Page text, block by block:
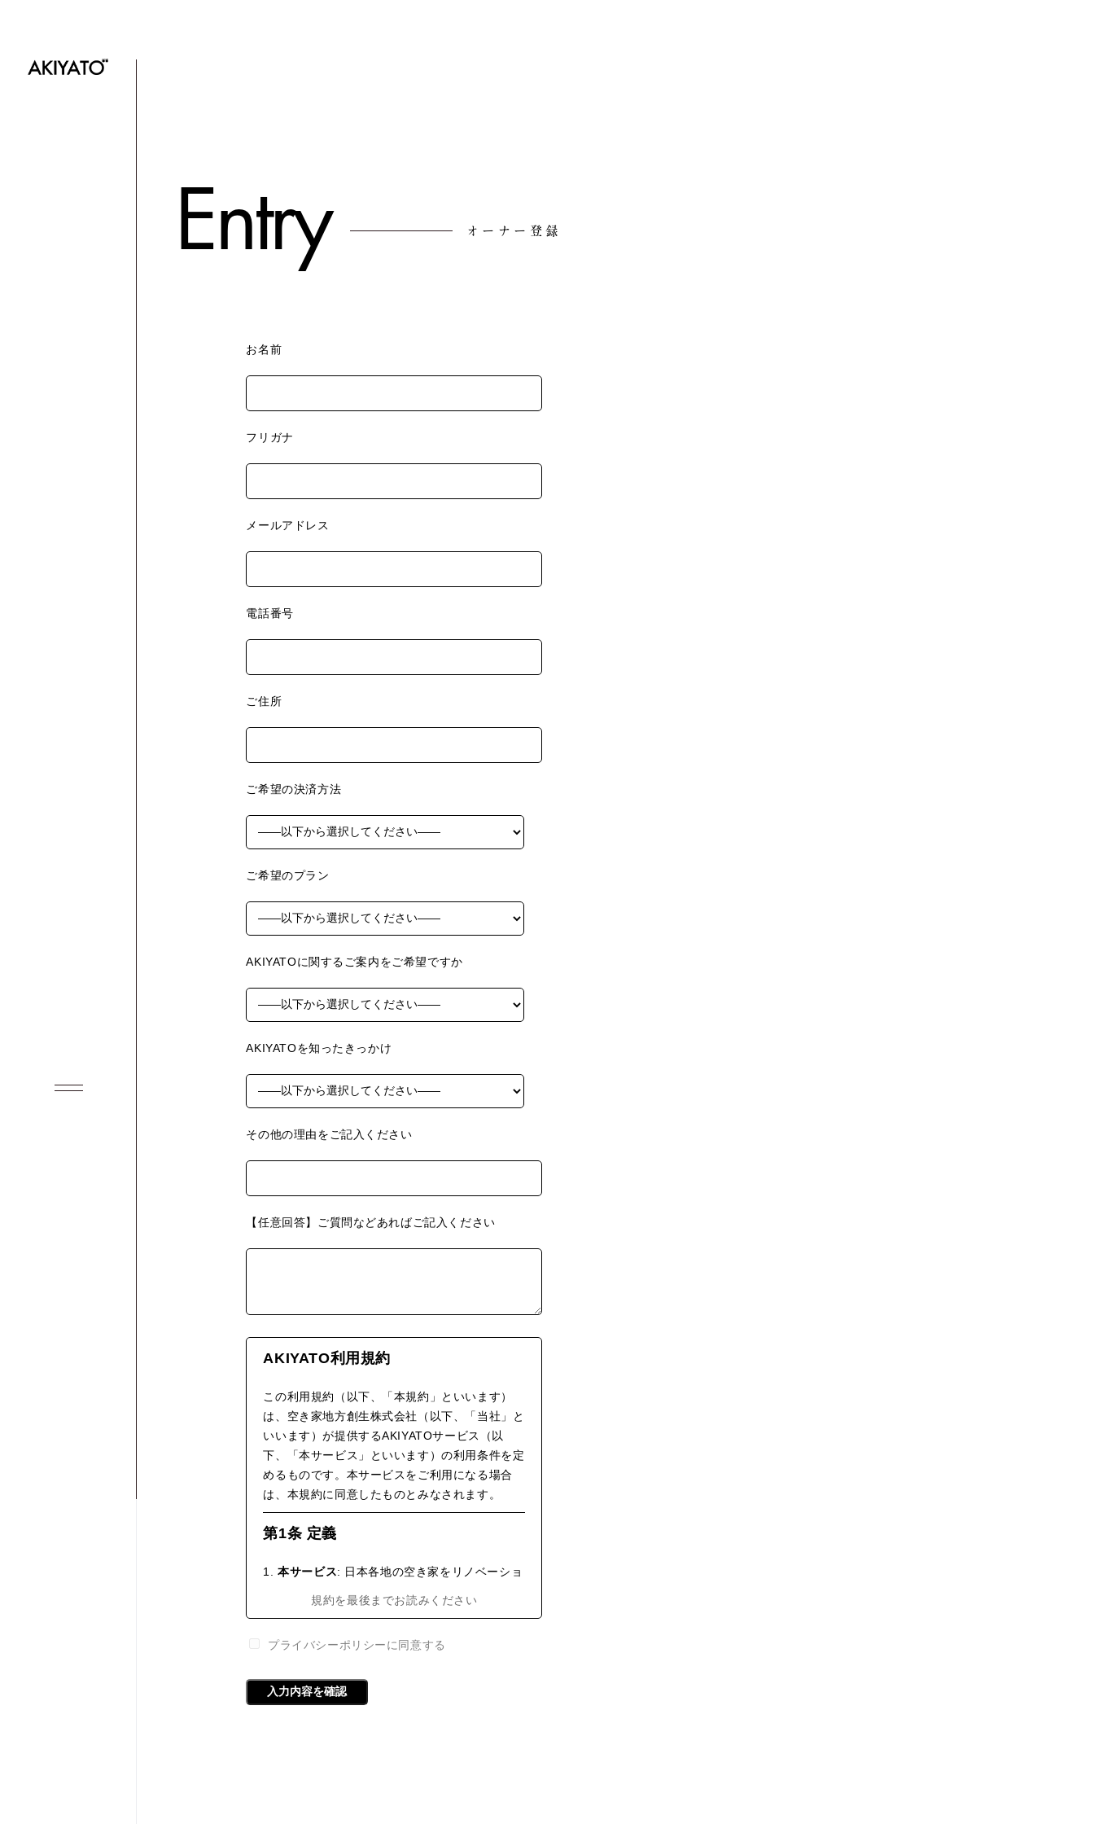
オーナー登録
Entry
お名前
フリガナ
メールアドレス
電話番号
ご住所
ご希望の決済方法
ご希望のプラン
AKIYATOに関するご案内をご希望ですか
AKIYATOを知ったきっかけ
その他の理由をご記入ください
【任意回答】ご質問などあればご記入ください
AKIYATO利用規約
この利用規約（以下、「本規約」といいます）
は、空き家地方創生株式会社（以下、「当社」と
いいます）が提供するAKIYATOサービス（以
下、「本サービス」といいます）の利用条件を定
めるものです。本サービスをご利用になる場合
は、本規約に同意したものとみなされます。
第1条 定義
1.本サービス: 日本各地の空き家をリノベーショ
2.会員: 本規約に基づき、所定の手続を完了した
法人を指します。
規約を最後までお読みください
プライバシーポリシーに同意する